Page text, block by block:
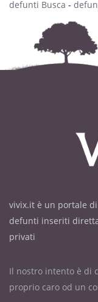
defunti Busca -
vivix.it è un portale
defunti inseriti
privati
Il nostro intento è di
proprio caro od un